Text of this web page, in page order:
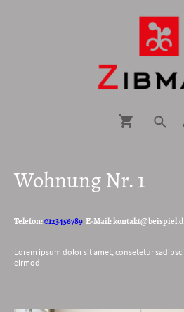
Wohnung Nr. 1
Telefon:0123456789 E-Mail:
Lorem ipsum dolor sit amet, consetetur
eirmod